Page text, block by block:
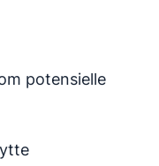
potensielle